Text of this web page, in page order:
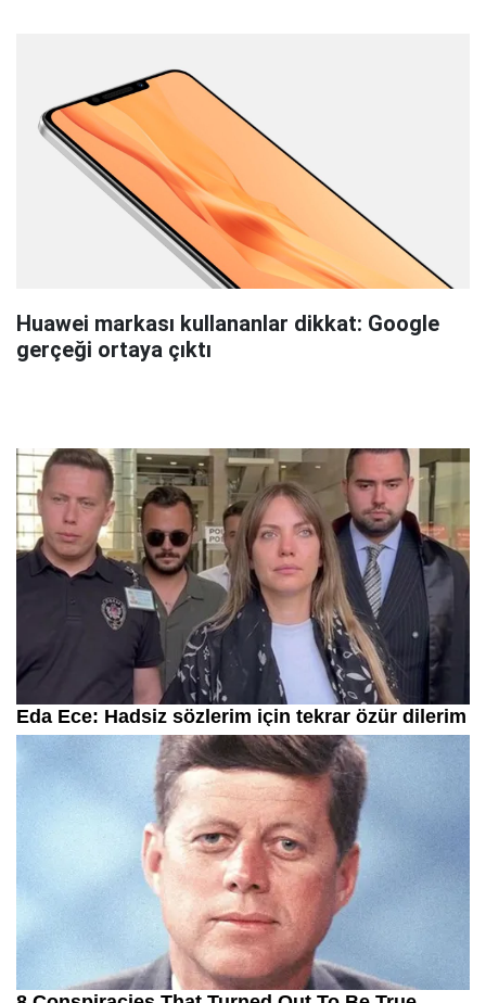
Huawei markası kullananlar dikkat: Google
gerçeği ortaya çıktı